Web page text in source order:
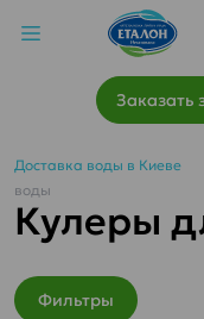
Заказать
Доставка воды в Киеве
воды
Кулеры
Фильтры